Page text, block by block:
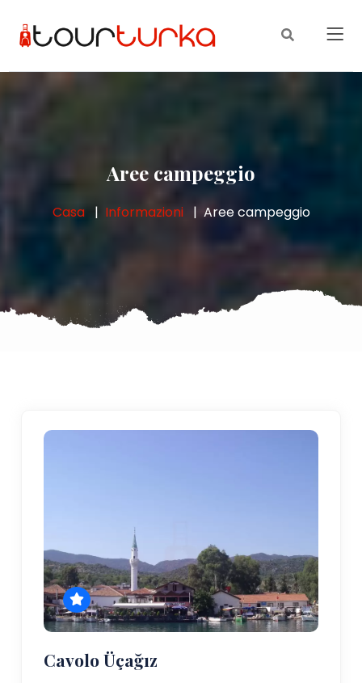
Aree campeggio
Casa Informazioni Aree campeggio
Cavolo Üçağız